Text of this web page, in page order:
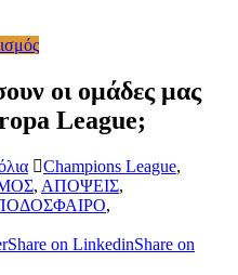
οι ομάδες μας
League;
Champions League,
, ΑΠΟΨΕΙΣ,
,
Share on LinkedinShare on